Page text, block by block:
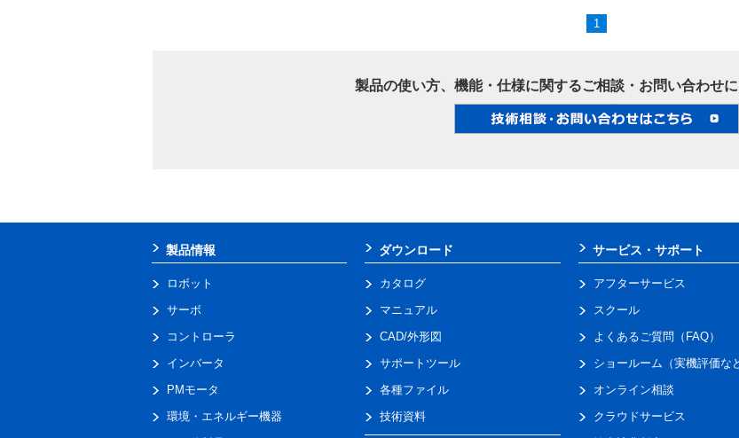
1
製品の使い方、機能・仕様に関するご相談・お問い合わせに
製品情報
ロボット
サーボ
コントローラ
インバータ
PMモータ
環境・エネルギー機器
ダウンロード
カタログ
マニュアル
CAD/外形図
サポートツール
各種ファイル
技術資料
サービス・サポート
アフターサービス
スクール
よくあるご質問（FAQ）
ショールーム（実機評価な
オンライン相談
クラウドサービス